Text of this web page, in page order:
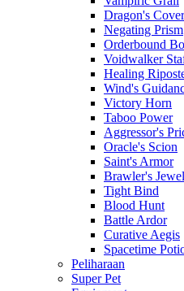
Dragon's Cover
Negating Prism
Orderbound
Voidwalker
Healing
Wind's
Victory Horn
Taboo Power
Aggressor's
Oracle's Scion
Saint's Armor
Brawler's Jewel
Tight Bind
Blood Hunt
Battle Ardor
Curative Aegis
Spacetime
Peliharaan
Super Pet